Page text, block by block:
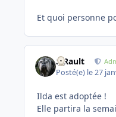
Et quoi personne
S.Rault
Posté(e) le 27
Ilda est adoptée !
Elle partira la